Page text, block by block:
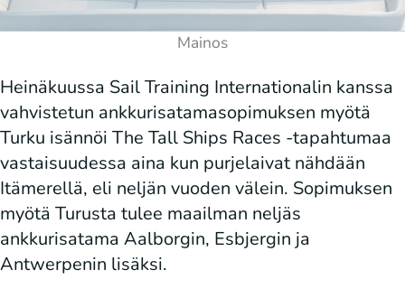
Heinäkuussa Sail Training Internationalin kanssa
vahvistetun ankkurisatamasopimuksen myötä
Turku isännöi The Tall Ships Races -tapahtumaa
vastaisuudessa aina kun purjelaivat nähdään
Itämerellä, eli neljän vuoden välein. Sopimuksen
myötä Turusta tulee maailman neljäs
ankkurisatama Aalborgin, Esbjergin ja
Antwerpenin lisäksi.